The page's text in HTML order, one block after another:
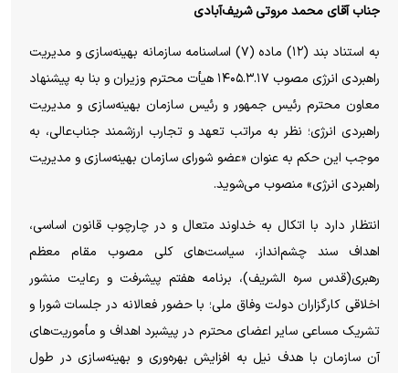
جناب آقای محمد مروتی شریف‌آبادی
به استناد بند (۱۲) ماده (۷) اساسنامه سازمانه بهینه‌سازی و مدیریت
راهبردی انرژی مصوب ۱۴۰۵.۳.۱۷ هیأت محترم وزیران و بنا به پیشنهاد
معاون محترم رئیس جمهور و رئیس سازمان بهینه‌سازی و مدیریت
راهبردی انرژی؛ نظر به مراتب تعهد و تجارب ارزشمند جناب‌عالی، به
موجب این حکم به عنوان «عضو شورای سازمان بهینه‌سازی و مدیریت
راهبردی انرژی» منصوب می‌شوید.
انتظار دارد با اتکال به خداوند متعال و در چارچوب قانون اساسی،
اهداف سند چشم‌انداز، سیاست‌های کلی مصوب مقام معظم
رهبری(قدس سره الشریف)، برنامه هفتم پیشرفت و رعایت منشور
اخلاقی کارگزاران دولت وفاق ملی؛ با حضور فعالانه در جلسات شورا و
تشریک مساعی سایر اعضای محترم در پیشبرد اهداف و مأموریت‌های
آن سازمان با هدف نیل به افزایش بهره‌وری و بهینه‌سازی در طول